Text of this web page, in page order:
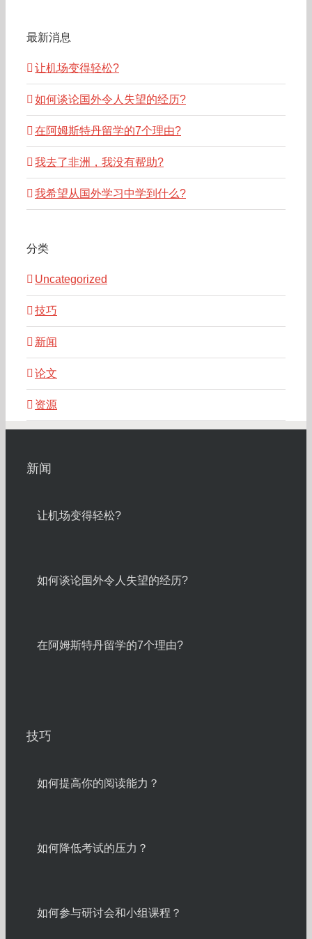
最新消息
让机场变得轻松?
如何谈论国外令人失望的经历?
在阿姆斯特丹留学的7个理由?
我去了非洲，我没有帮助?
我希望从国外学习中学到什么?
分类
Uncategorized
技巧
新闻
论文
资源
新闻
让机场变得轻松?
如何谈论国外令人失望的经历?
在阿姆斯特丹留学的7个理由?
技巧
如何提高你的阅读能力？
如何降低考试的压力？
如何参与研讨会和小组课程？